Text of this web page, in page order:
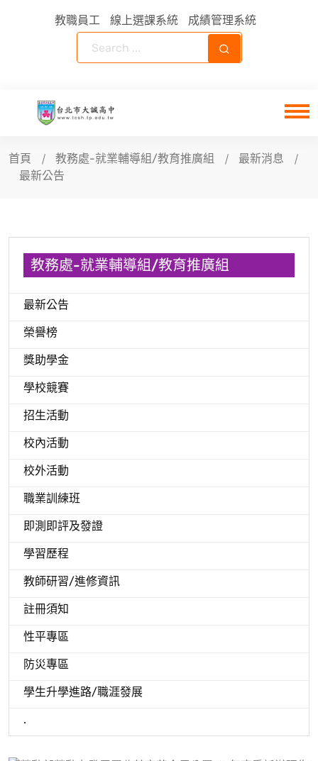
教職員工 線上選課系統 成績管理系統
首頁 教務處-就業輔導組/教育推廣組
最新消息
最新公告
教務處-就業輔導組/教育推廣組
最新公告
榮譽榜
獎助學金
學校競賽
招生活動
校內活動
校外活動
職業訓練班
即測即評及發證
學習歷程
教師研習/進修資訊
註冊須知
性平專區
防災專區
學生升學進路/職涯發展
.